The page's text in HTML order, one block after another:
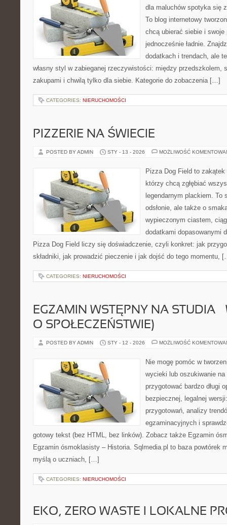
dla maluchów spotyka się
To blog internetowy
chcą ubierać siebie i
jednocześnie ładnie.
dodatkach i trendach, ale
własny styl w zabieganej rzeczywistości: między przedszkolem,
zakupami i chwilą tylko dla siebie. Kategorie do zobaczenia […]
CATEGORIES: NIERUCHOMOŚCI
PIZZERIE NA ŚWIECIE
POSTED BY ADMIN STY - 13 - 2026 MOŻLIWOŚĆ
Pizza Dog Field to
którzy chcą zgłębiać
legendarnym plackiem. To
odsłonie, ale także o
wypieczonym ciastem,
dodatkami dopasowanymi
Pizza Dog Field liczy się doświadczenie, czyli konkret: jak
składniki, jak prowadzić pieczenie i jak dojść do tego momentu,
CATEGORIES: NIERUCHOMOŚCI
EGZAMIN WSTĘPNY NA STUDIA
O SPOŁECZEŃSTWIE)
POSTED BY ADMIN STY - 12 - 2026 MOŻLIWOŚĆ
Nie mogę pomóc w
wycieki lub oszukiwanie
przygotować bardzo długi
bezpiecznej, legalnej
przygotowań, analizy
egzaminacyjnych i
gotowy tekst (bez HTML, bez linków). Zobacz także Egzamin
Egzamin ósmoklasisty – Historia. Sqlmedia.pl to baza powtórek
myślą o uczniach, […]
CATEGORIES: NIERUCHOMOŚCI
EKO, ZERO WASTE I LOKALNE